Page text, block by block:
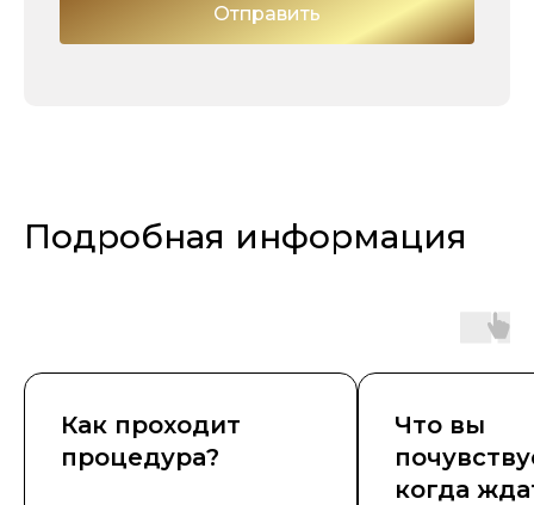
Отправить
Подробная информация
Как проходит
процедура?
Что вы
когда